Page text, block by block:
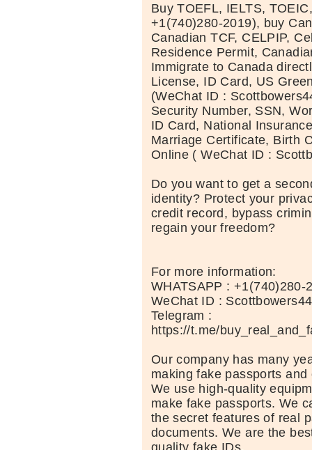
Buy TOEFL, IELTS,
+1(740)280-2019), buy
Canadian TCF, CELPIP,
Residence Permit,
Immigrate to Canada
License, ID Card, US
(WeChat ID :
Security Number, SSN,
ID Card, National
Marriage Certificate, Birth
Online ( WeChat ID :
Do you want to get a
identity? Protect your
credit record, bypass
regain your freedom?
For more information:
WHATSAPP : +1(740)280-
WeChat ID : Scottbowers44
Telegram :
https://t.me/
Our company has many
making fake passports
We use high-quality
make fake passports. We
the secret features of real
documents. We are the
quality fake IDs.